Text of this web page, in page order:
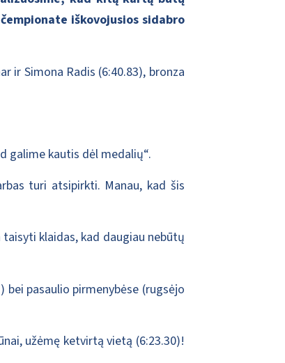
iškovojusios sidabro
ir Simona Radis (6:40.83), bronza
galime kautis dėl medalių“.
turi atsipirkti. Manau, kad šis
klaidas, kad daugiau nebūtų
bei pasaulio pirmenybėse (rugsėjo
užėmę ketvirtą vietą (6:23.30)!